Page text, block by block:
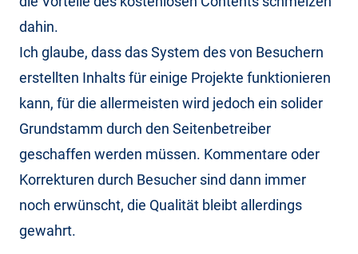
dahin.
Ich glaube, dass das System des von Besuchern
erstellten Inhalts für einige Projekte funktionieren
kann, für die allermeisten wird jedoch ein solider
Grundstamm durch den Seitenbetreiber
geschaffen werden müssen. Kommentare oder
Korrekturen durch Besucher sind dann immer
noch erwünscht, die Qualität bleibt allerdings
gewahrt.